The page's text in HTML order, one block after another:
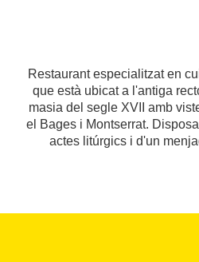
Restaurant especialitzat en
que està ubicat a l'antiga
masia del segle XVII amb
el Bages i Montserrat.
actes litúrgics i d'un